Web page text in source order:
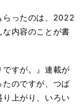
ったのは、2022
内容のことが書
ですが。』連載が
のですが、つば
上がり、いろい